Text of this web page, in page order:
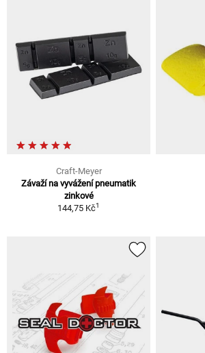
Craft-Meyer
Závaží na vyvážení pneumatik
zinkové
144,75 Kč1